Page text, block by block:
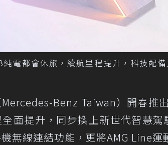
純電都會休旅，續航里程提升，科技配
Mercedes-Benz Taiwan）開春推
面提升，同步換上新世代智慧
無線連結功能，更將AMG Line運